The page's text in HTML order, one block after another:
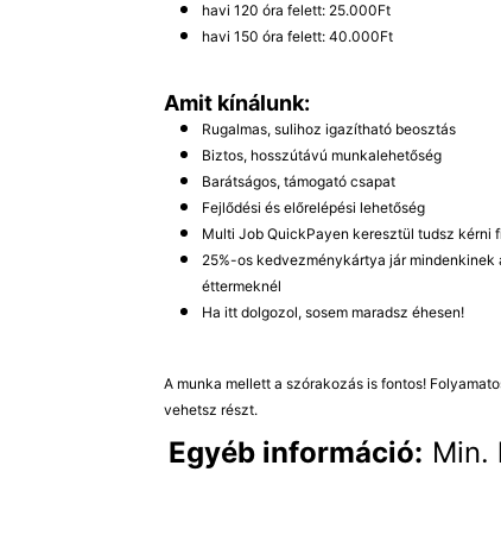
havi 120 óra felett: 25.000Ft
havi 150 óra felett: 40.000Ft
Amit kínálunk:
Rugalmas, sulihoz igazítható beosztás
Biztos, hosszútávú munkalehetőség
Barátságos, támogató csapat
Fejlődési és előrelépési lehetőség
Multi Job QuickPayen keresztül tudsz kérni
25%-os kedvezménykártya jár mindenkinek
éttermeknél
Ha itt dolgozol, sosem maradsz éhesen!
A munka mellett a szórakozás is fontos!
vehetsz részt.
Egyéb információ: Min.